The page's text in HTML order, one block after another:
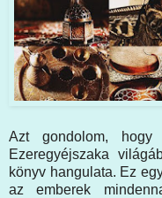
Azt gondolom,
Ezeregyéjszaka
könyv hangulata. Ez
az emberek